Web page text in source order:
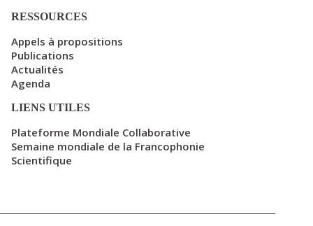
RESSOURCES
Appels à propositions
Publications
Actualités
Agenda
LIENS UTILES
Plateforme Mondiale Collaborative
Semaine mondiale de la Francophonie
Scientifique